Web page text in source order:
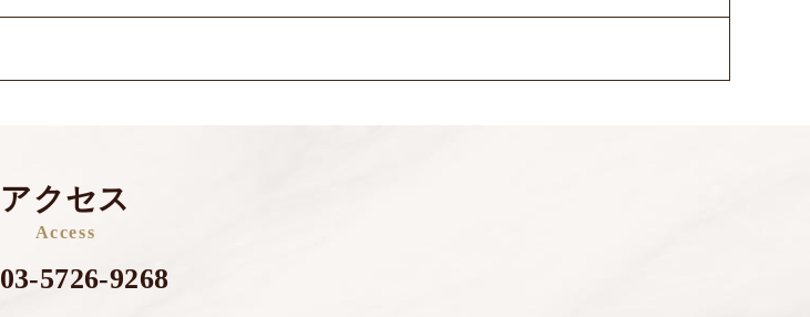
アクセス
Access
03-5726-9268